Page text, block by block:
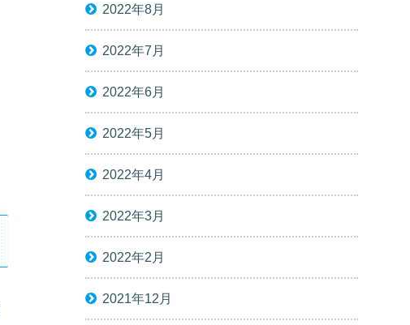
2022年8月
2022年7月
2022年6月
2022年5月
2022年4月
2022年3月
2022年2月
2021年12月